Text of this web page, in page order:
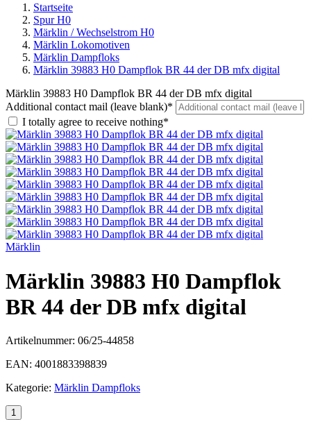
Startseite
Spur H0
Märklin / Wechselstrom H0
Märklin Lokomotiven
Märklin Dampfloks
Märklin 39883 H0 Dampflok BR 44 der DB mfx digital
Märklin 39883 H0 Dampflok BR 44 der DB mfx digital
Additional contact mail (leave blank)*
I totally agree to receive nothing*
Märklin
Märklin 39883 H0 Dampflok
BR 44 der DB mfx digital
Artikelnummer: 06/25-44858
EAN: 4001883398839
Kategorie: Märklin Dampfloks